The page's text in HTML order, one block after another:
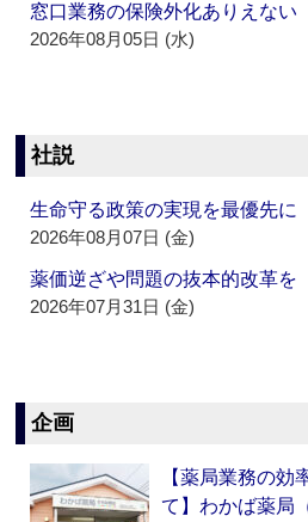
窓口業務の保険外化ありえない
2026年08月05日 (水)
社説
生命守る政策の実現を最優先に
2026年08月07日 (金)
薬価逆ざや問題の抜本的改革を
2026年07月31日 (金)
企画
【薬局業務の効
て】わかば薬局